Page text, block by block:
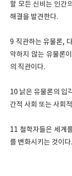
할 모든 신비는 인간
해결을 발견한다.
9 직관하는 유물론,
악하지 않는 유물론
의 직관이다.
10 낡은 유물론의 입
간적 사회 또는 사회
11철학자들은 세계
를 변화시키는 것이다.